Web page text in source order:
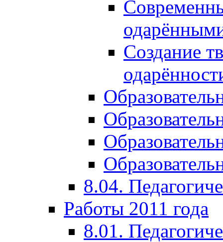
Создание
8.04.
Работы 2011 года
8.01.